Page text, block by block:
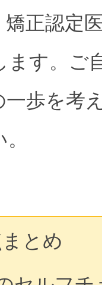
正認定
ます。ご
一歩を考
とめ